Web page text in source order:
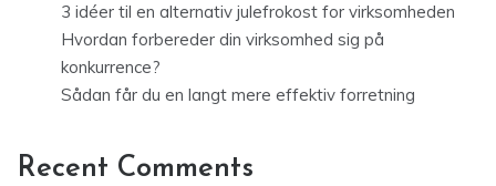
3 idéer til en alternativ julefrokost for virksomheden
Hvordan forbereder din virksomhed sig på
konkurrence?
Sådan får du en langt mere effektiv forretning
Recent Comments